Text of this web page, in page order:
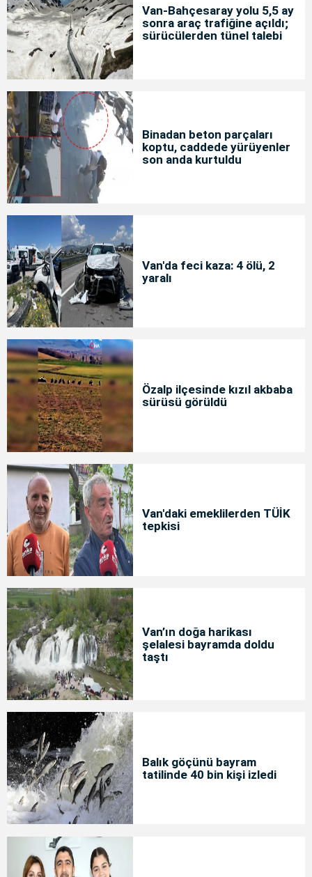
Van-Bahçesaray yolu 5,5 ay
sonra araç trafiğine açıldı;
sürücülerden tünel talebi
Binadan beton parçaları
koptu, caddede yürüyenler
son anda kurtuldu
Van'da feci kaza: 4 ölü, 2
yaralı
Özalp ilçesinde kızıl akbaba
sürüsü görüldü
Van'daki emeklilerden TÜİK
tepkisi
Van’ın doğa harikası
şelalesi bayramda doldu
taştı
Balık göçünü bayram
tatilinde 40 bin kişi izledi